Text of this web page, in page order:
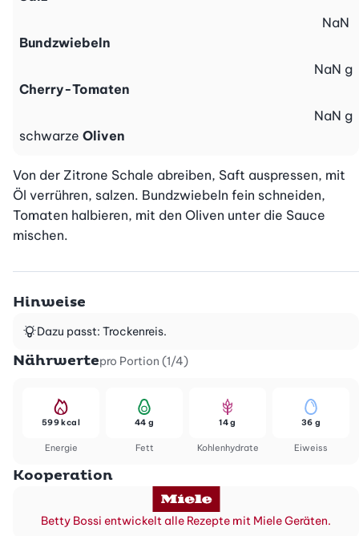
Bundzwiebeln
NaN
Cherry-Tomaten
NaN g
schwarze Oliven
NaN g
Von der Zitrone Schale abreiben, Saft auspressen, mit
Öl verrühren, salzen. Bundzwiebeln fein schneiden,
Tomaten halbieren, mit den Oliven unter die Sauce
mischen.
Hinweise
Dazu passt: Trockenreis.
Nährwertepro Portion (1/4)
Energie
599 kcal
Fett
44 g
Kohlenhydrate
14 g
Eiweiss
36 g
Kooperation
Betty Bossi entwickelt alle Rezepte mit Miele Geräten.